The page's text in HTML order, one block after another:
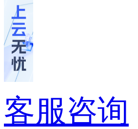
客服咨询